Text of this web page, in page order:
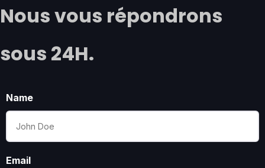
Nous vous répondrons
sous 24H.
Name
Email